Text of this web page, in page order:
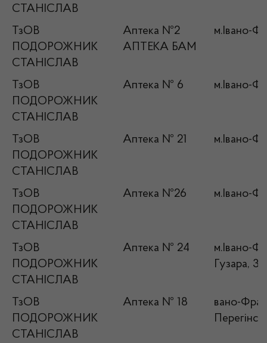
СТАНІСЛАВ
ТзОВ
ПОДОРОЖНИК
СТАНІСЛАВ
Аптека №2
АПТЕКА БАМ
м.Івано-
ТзОВ
ПОДОРОЖНИК
СТАНІСЛАВ
Аптека № 6 м.Івано-
ТзОВ
ПОДОРОЖНИК
СТАНІСЛАВ
Аптека № 21 м.Івано-
ТзОВ
ПОДОРОЖНИК
СТАНІСЛАВ
Аптека №26 м.Івано-
ТзОВ
ПОДОРОЖНИК
СТАНІСЛАВ
Аптека № 24
м.Івано-
Гузара,
ТзОВ
ПОДОРОЖНИК
СТАНІСЛАВ
Аптека № 18
вано-